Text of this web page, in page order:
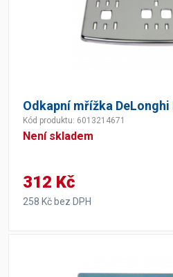
Odkapní mřížka DeLonghi
Kód produktu: 6013214671
Není skladem
312 Kč
258 Kč bez DPH